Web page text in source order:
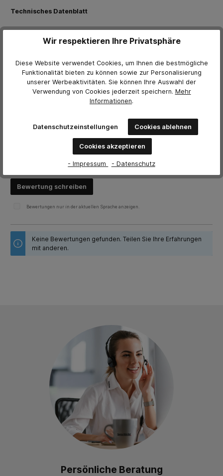
Technisches Datenblatt
Weitere Herstellerinformationen
Downloads
64000x_Colad_Abdeckfolie mit Klebeband_TDS_A (TDS)
0 von Bewertungen
Durchschnittliche Bewertung von 0 von 5 Sternen
Bewerten Sie dieses Produkt!
Teilen Sie Ihre Erfahrungen mit anderen Kunden.
Bewertung schreiben
Bewertungen nur in der aktuellen Sprache anzeigen.
Keine Bewertungen gefunden. Teilen Sie Ihre Erfahrungen
mit anderen.
Persönliche Beratung
Wir respektieren Ihre Privatsphäre
Diese Website verwendet Cookies, um Ihnen die bestmögliche
Funktionalität bieten zu können sowie zur Personalisierung
unserer Werbeaktivitäten. Sie können Ihre Auswahl der
Verwendung von Cookies jederzeit speichern. Mehr
Informationen.
Datenschutzeinstellungen Cookies ablehnen
Cookies akzeptieren
- Impressum - Datenschutz